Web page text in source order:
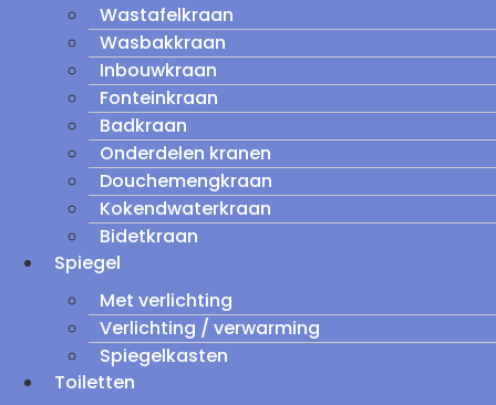
Wastafelkraan
Wasbakkraan
Inbouwkraan
Fonteinkraan
Badkraan
Onderdelen kranen
Douchemengkraan
Kokendwaterkraan
Bidetkraan
Spiegel
Met verlichting
Verlichting / verwarming
Spiegelkasten
Toiletten